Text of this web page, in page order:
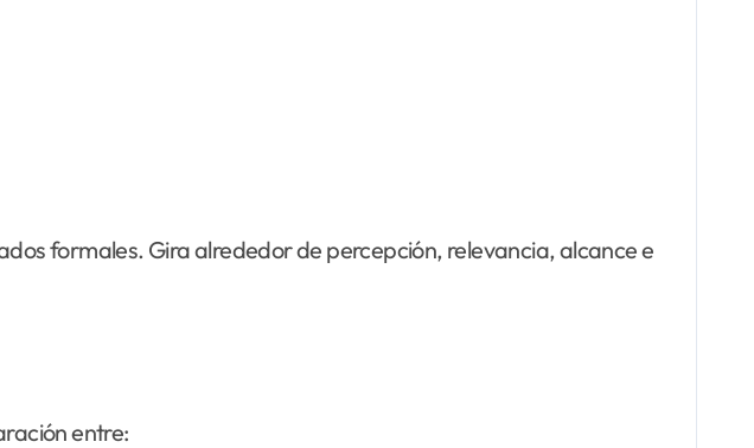
formales. Gira alrededor de percepción, relevancia, alcance e
entre: